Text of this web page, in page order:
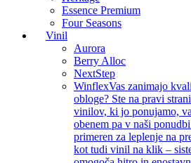
Essence Premium
Four Seasons
Vinil
Aurora
Berry Alloc
NextStep
WinflexVas zanimajo
obloge? Ste na pravi
vinilov, ki jo ponujamo,
obenem pa v naši
primeren za leplenje na
kot tudi vinil na klik –